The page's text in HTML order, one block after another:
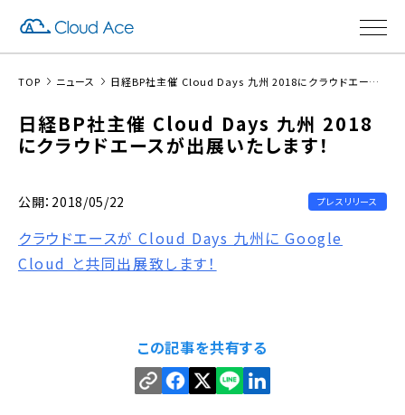
TOP ニュース 日経BP社主催 Cloud Days 九州 2018にクラウドエースが出展いたします！
日経BP社主催 Cloud Days 九州 2018
にクラウドエースが出展いたします！
公開：2018/05/22 プレスリリース
クラウドエースが Cloud Days 九州に Google
Cloud と共同出展致します！
この記事を共有する